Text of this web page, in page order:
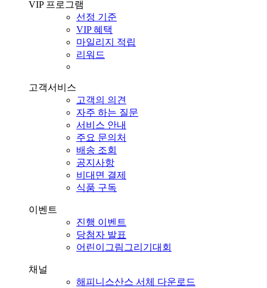
VIP 프로그램
선정 기준
VIP 혜택
마일리지 적립
리워드
고객서비스
고객의 의견
자주 하는 질문
서비스 안내
주요 문의처
배송 조회
공지사항
비대면 결제
식품 구독
이벤트
진행 이벤트
당첨자 발표
어린이그림그리기대회
채널
해피니스산스 서체 다운로드